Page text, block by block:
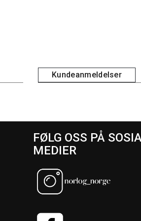
Kundeanmeldelser
FØLG OSS PÅ
MEDIER